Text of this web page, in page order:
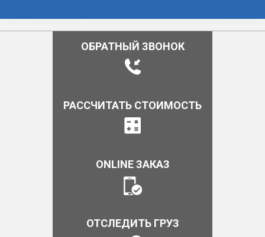
ОБРАТНЫЙ ЗВОНОК
РАССЧИТАТЬ СТОИМОСТЬ
ONLINE ЗАКАЗ
ОТСЛЕДИТЬ ГРУЗ